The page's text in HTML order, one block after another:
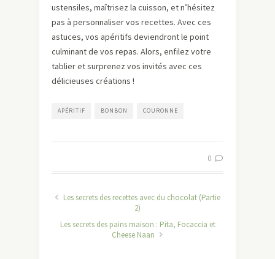
ustensiles, maîtrisez la cuisson, et n’hésitez
pas à personnaliser vos recettes. Avec ces
astuces, vos apéritifs deviendront le point
culminant de vos repas. Alors, enfilez votre
tablier et surprenez vos invités avec ces
délicieuses créations !
APÉRITIF BONBON COURONNE
0
Les secrets des recettes avec du chocolat (Partie
2)
Les secrets des pains maison : Pita, Focaccia et
Cheese Naan